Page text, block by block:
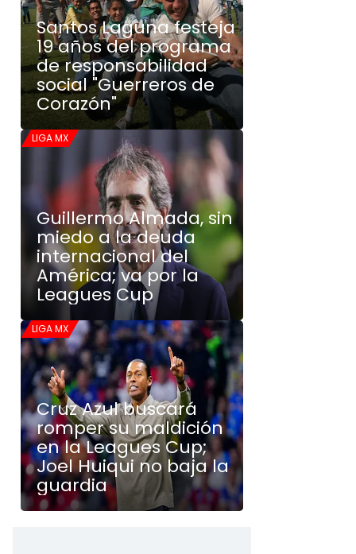
Santos Laguna festeja
19 años del programa
de responsabilidad
social "Guerreros de
Corazón"
LIGA MX
Guillermo Almada, sin
miedo a la deuda
internacional del
América; va por la
Leagues Cup
LIGA MX
Cruz Azul buscará
romper su maldición
en la Leagues Cup;
Joel Huiqui no baja la
guardia